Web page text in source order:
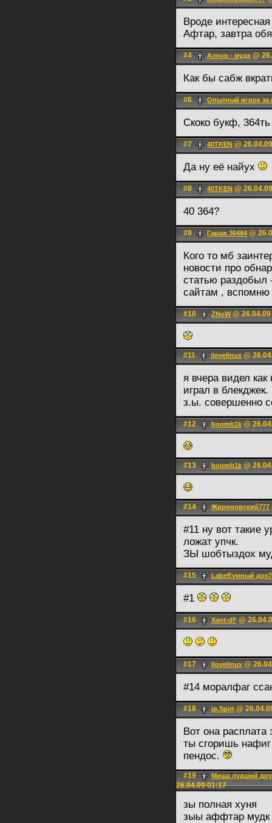
Вроде
Афтар, завтра
#4 Аэнор - мудк @
Как бы сабж
#6 Опытный игрок за
Скоко букф,
#7 40TKEN @
Да ну её найух
#8 40TKEN @
40 364?
#9 Гараж 36484 @
Кого то мб
новости про
статью
сайтам ,
#10 ZNoW@
#11 ilovelinux @
я вчера видел
играл в блекджек.
з.ы. совершенно
#12 boomb1k @
#13 boomb1k @
#14 Жириновский777
#11 ну вот такие
ложат упчк.
ЗЫ шобтыздох
#15 Labef[умный
#1
#16 Xant-dF @
#17 ilovelinux @
#14 моралфаг
#18 ip.Spirt @
Вот она расплата
ты сгоришь
пендос.
#19 Миша лудший
26.04.09 01:17
зы полная хуня
зыы аффтар мудк